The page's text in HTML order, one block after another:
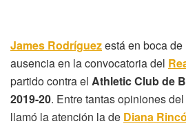
James Rodríguezestá en boca
ausencia en la convocatoria del
partido contra el Athletic Club de
2019-20. Entre tantas opiniones
llamó la atención la de Diana